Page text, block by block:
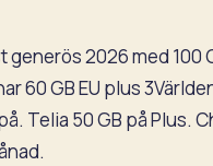
2026 med 100
60 GB EU plus
Telia 50 GB på Plus.